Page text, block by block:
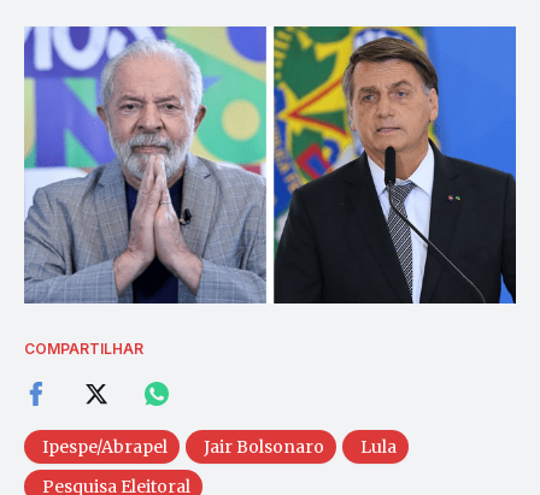
COMPARTILHAR
Ipespe/Abrapel Jair Bolsonaro
Lula
Pesquisa Eleitoral